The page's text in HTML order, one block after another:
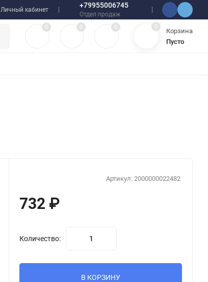
Личный кабинет
+79955006745
Отдел продаж
0 0 0 0
Корзина
Пусто
Артикул: 2000000022482
732 ₽
Количество:
В КОРЗИНУ